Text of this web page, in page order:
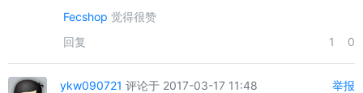
Fecshop 觉得很赞
回复
1 0
ykw090721 评论于 2017-03-17 11:48 举报